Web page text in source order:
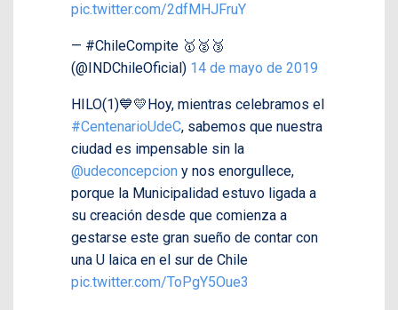
pic.twitter.com/2dfMHJFruY
— #ChileCompite 🥇🥈🥉
(@INDChileOficial) 14 de mayo de 2019
HILO(1)💙💛Hoy, mientras celebramos el
#CentenarioUdeC, sabemos que nuestra
ciudad es impensable sin la
@udeconcepcion y nos enorgullece,
porque la Municipalidad estuvo ligada a
su creación desde que comienza a
gestarse este gran sueño de contar con
una U laica en el sur de Chile
pic.twitter.com/ToPgY5Oue3